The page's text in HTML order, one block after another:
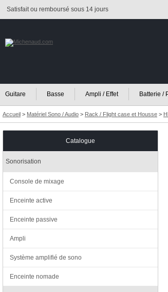
Satisfait ou remboursé sous 14 jours
Guitare Basse Ampli / Effet Batterie /
Accueil > Matériel Sono / Audio > Rack / Flight case et Housse >
Catalogue
Sonorisation
Console de mixage
Enceinte active
Enceinte passive
Ampli
Système amplifié de sono
Enceinte nomade